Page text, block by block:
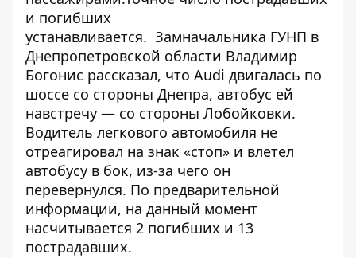
и погибших
устанавливается. Замначальника ГУНП в
Днепропетровской области Владимир
Богонис рассказал, что Audi двигалась по
шоссе со стороны Днепра, автобус ей
навстречу — со стороны Лобойковки.
Водитель легкового автомобиля не
отреагировал на знак «стоп» и влетел
автобусу в бок, из-за чего он
перевернулся. По предварительной
информации, на данный момент
насчитывается 2 погибших и 13
пострадавших.